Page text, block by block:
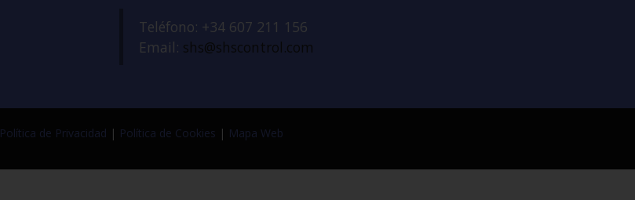
Teléfono: +34 607 211 156
Email: shs@shscontrol.com
Política de Privacidad | Política de Cookies | Mapa Web